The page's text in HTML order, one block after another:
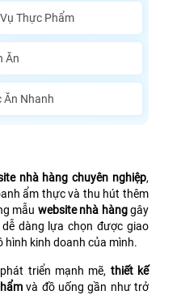
Thực Phẩm
Ăn
Ăn Nhanh
nhà hàng chuyên nghiệp,
ẩm thực và thu hút thêm
mẫu website nhà hànggây
dàng lựa chọn được giao
hình kinh doanh của mình.
triển mạnh mẽ, thiết kế
và đồ uống gần như trở